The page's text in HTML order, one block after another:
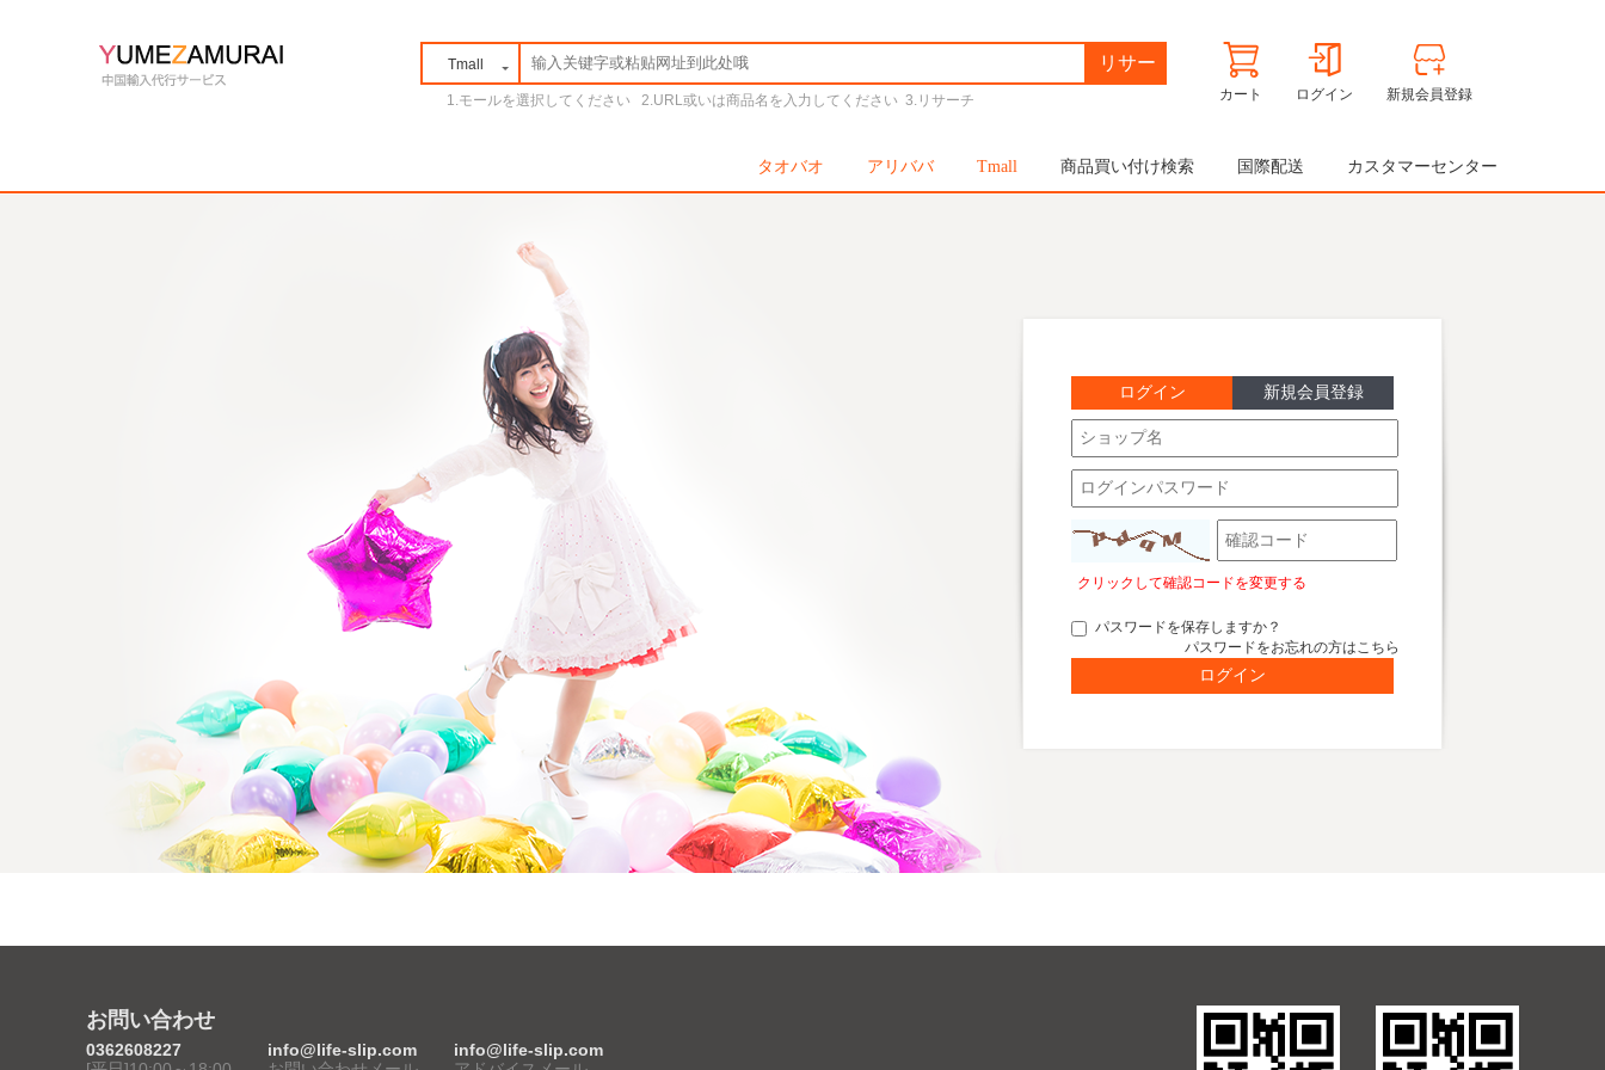
Tmall
リサー
1.モールを選択してください 2.URL或いは商品名を入力してください 3.リサーチ カート ログイン 新規会員登録
タオバオ アリババ Tmall 商品買い付け検索 国際配送 カスタマーセンター
ログイン 新規会員登録
クリックして確認コードを変更する
パスワードを保存しますか？
パスワードをお忘れの方はこちら
ログイン
お問い合わせ
0362608227
info@life-slip.com
info@life-slip.com